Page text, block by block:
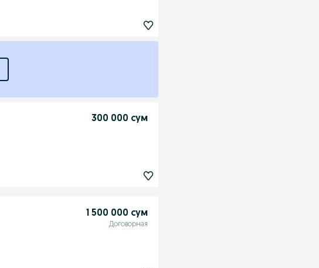
300 000 сум
1 500 000 сум
Договорная